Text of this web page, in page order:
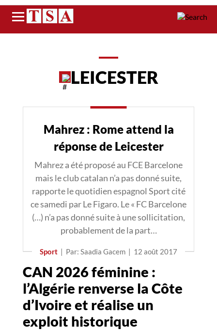
Menu
LEICESTER
Mahrez : Rome attend la
réponse de Leicester
Mahrez a été proposé au FCE Barcelone
mais le club catalan n’a pas donné suite,
rapporte le quotidien espagnol Sport cité
ce samedi par Le Figaro. Le « FC Barcelone
(…) n’a pas donné suite à une sollicitation,
probablement de la part…
Sport | Par: Saadia Gacem | 12 août 2017
CAN 2026 féminine :
l’Algérie renverse la Côte
d’Ivoire et réalise un
exploit historique